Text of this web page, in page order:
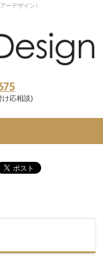
ーデザイン）
け応相談)